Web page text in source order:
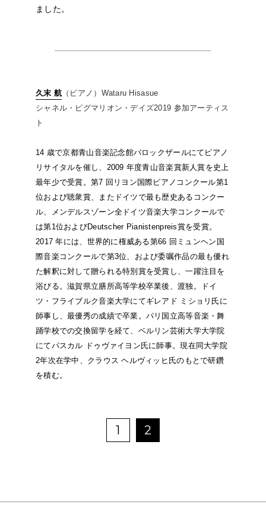
ました。
久末 航 （ピアノ）Wataru Hisasue
シャネル・ピグマリオン・デイズ2019 参加アーティス
ト
14 歳で京都青山音楽記念館バロックザールにてピアノ
リサイタルを催し、2009 年度青山音楽賞新人賞を史上
最年少で受賞。第7 回リヨン国際ピアノコンクール第1
位および聴衆賞、またドイツで最も歴史あるコンクー
ル、メンデルスゾーン全ドイツ音楽大学コンクールで
は第1位およびDeutscher Pianistenpreis賞を受賞。
2017 年には、世界的に権威ある第66 回ミュンヘン国
際音楽コンクールで第3位、および委嘱作品の最も優れ
た解釈に対して贈られる特別賞を受賞し、一躍注目を
浴びる。滋賀県立膳所高等学校卒業後、渡独。ドイ
ツ・フライブルク音楽大学にてギレアド ミショリ氏に
師事し、最優秀の成績で卒業。パリ国立高等音楽・舞
踊学校での交換留学を経て、ベルリン芸術大学大学院
にてパスカル ドゥヴァイヨン氏に師事。現在同大学院
2年次在学中、クラウス ヘルヴィッヒ氏のもとで研鑽
を積む。
1 2